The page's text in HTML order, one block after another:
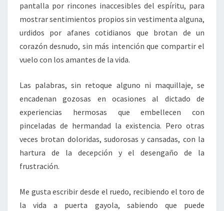
pantalla por rincones inaccesibles del espíritu, para
mostrar sentimientos propios sin vestimenta alguna,
urdidos por afanes cotidianos que brotan de un
corazón desnudo, sin más intención que compartir el
vuelo con los amantes de la vida.
Las palabras, sin retoque alguno ni maquillaje, se
encadenan gozosas en ocasiones al dictado de
experiencias hermosas que embellecen con
pinceladas de hermandad la existencia. Pero otras
veces brotan doloridas, sudorosas y cansadas, con la
hartura de la decepción y el desengaño de la
frustración.
Me gusta escribir desde el ruedo, recibiendo el toro de
la vida a puerta gayola, sabiendo que puede